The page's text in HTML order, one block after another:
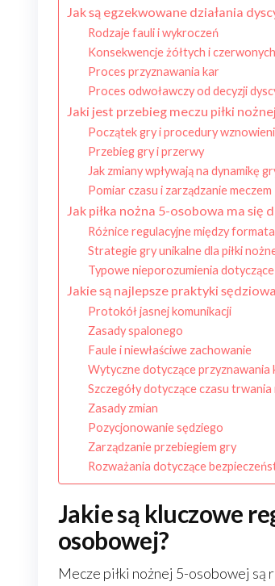
Jak są egzekwowane działania
Rodzaje fauli i wykroczeń
Konsekwencje żółtych i
Proces przyznawania kar
Proces odwoławczy od decyzji
Jaki jest przebieg meczu piłki
Początek gry i procedury
Przebieg gry i przerwy
Jak zmiany wpływają na dynamikę
Pomiar czasu i zarządzanie meczem
Jak piłka nożna 5-osobowa ma się
Różnice regulacyjne między
Strategie gry unikalne dla piłki
Typowe nieporozumienia
Jakie są najlepsze praktyki
Protokół jasnej komunikacji
Zasady spalonego
Faule i niewłaściwe zachowanie
Wytyczne dotyczące przyznawania
Szczegóły dotyczące czasu trwania
Zasady zmian
Pozycjonowanie sędziego
Zarządzanie przebiegiem gry
Rozważania dotyczące
Jakie są kluczowe
osobowej?
Mecze piłki nożnej 5-osobowej są